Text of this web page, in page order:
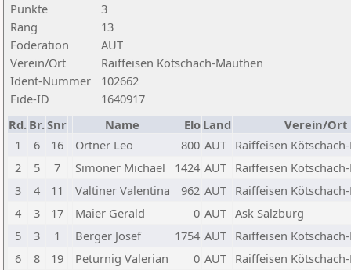
Punkte
3
Rang
13
Föderation
AUT
Verein/Ort
Raiffeisen Kötschach-Mauthen
Ident-Nummer
102662
Fide-ID
1640917
Rd. Br.Snr Name Elo Land
Verein/Ort
1
6 16 Ortner Leo 800 AUT Raiffeisen
2
5 7 Simoner Michael 1424 AUT Raiffeisen
3
4 11 Valtiner Valentina 962 AUT Raiffeisen
4
3 17 Maier Gerald 0 AUT Ask Salzburg
5
3 1 Berger Josef 1754 AUT Raiffeisen
6
8 19 Peturnig Valerian 0 AUT Raiffeisen